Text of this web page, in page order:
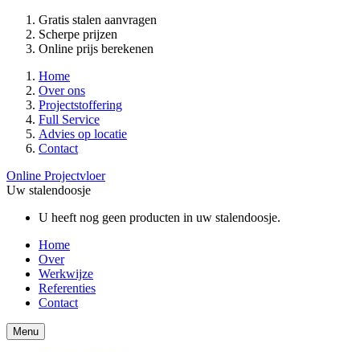
Gratis stalen aanvragen
Scherpe prijzen
Online prijs berekenen
Home
Over ons
Projectstoffering
Full Service
Advies op locatie
Contact
Online Projectvloer
Uw stalendoosje
U heeft nog geen producten in uw stalendoosje.
Home
Over
Werkwijze
Referenties
Contact
Menu